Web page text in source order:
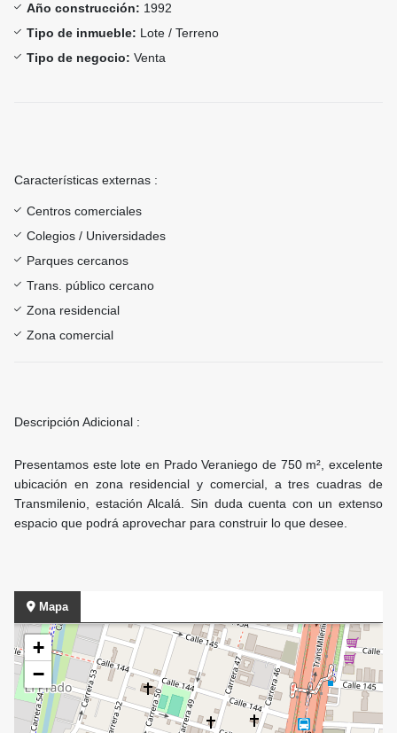
Año construcción: 1992
Tipo de inmueble: Lote / Terreno
Tipo de negocio: Venta
Características externas :
Centros comerciales
Colegios / Universidades
Parques cercanos
Trans. público cercano
Zona residencial
Zona comercial
Descripción Adicional :
Presentamos este lote en Prado Veraniego de 750 m², excelente
ubicación en zona residencial y comercial, a tres cuadras de
Transmilenio, estación Alcalá. Sin duda cuenta con un extenso
espacio que podrá aprovechar para construir lo que desee.
Mapa
+
−